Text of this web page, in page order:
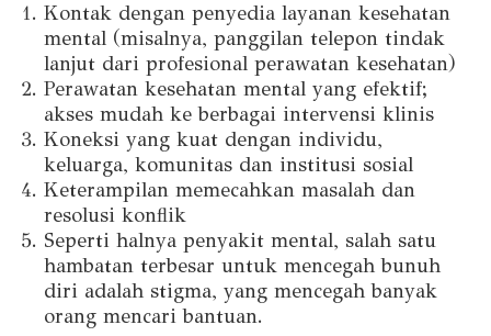
Kontak dengan penyedia layanan kesehatan
mental (misalnya, panggilan telepon tindak
lanjut dari profesional perawatan kesehatan)
Perawatan kesehatan mental yang efektif;
akses mudah ke berbagai intervensi klinis
Koneksi yang kuat dengan individu,
keluarga, komunitas dan institusi sosial
Keterampilan memecahkan masalah dan
resolusi konflik
Seperti halnya penyakit mental, salah satu
hambatan terbesar untuk mencegah bunuh
diri adalah stigma, yang mencegah banyak
orang mencari bantuan.